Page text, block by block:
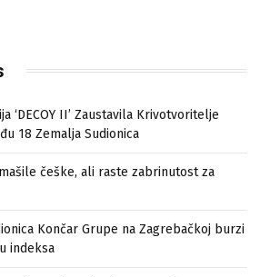
‘DECOY II’ Zaustavila Krivotvoritelje
18 Zemalja Sudionica
češke, ali raste zabrinutost za
Končar Grupe na Zagrebačkoj burzi
indeksa